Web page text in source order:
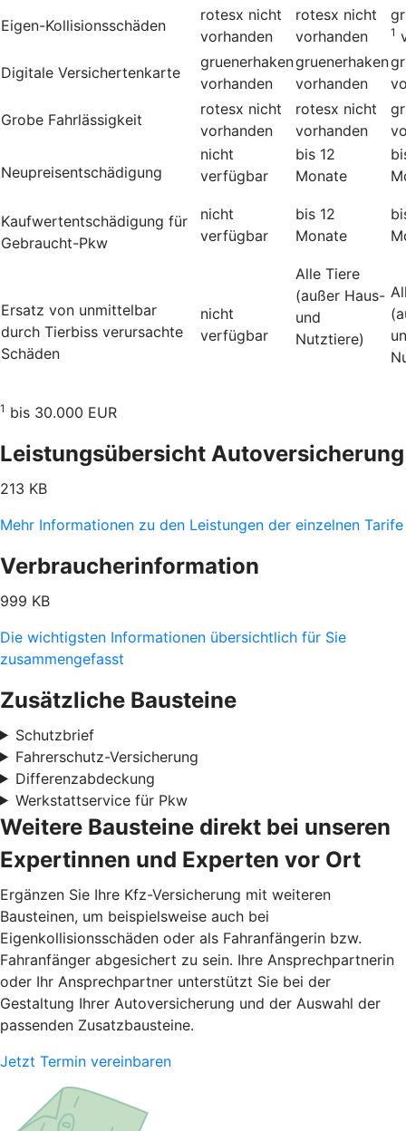
Eigen-Kollisionsschäden
rotesx nicht
vorhanden
rotesx nicht
vorhanden
1
Digitale Versichertenkarte
gruenerhaken
vorhanden
gruenerhaken
vorhanden
Grobe Fahrlässigkeit
rotesx nicht
vorhanden
rotesx nicht
vorhanden
Neupreisentschädigung
nicht
verfügbar
bis 12
Monate
Kauf­wert­entschädi­gung für
Gebraucht-Pkw
nicht
verfügbar
bis 12
Monate
Ersatz von unmittelbar
durch Tierbiss verur­sachte
Schäden
nicht
verfügbar
Alle Tiere
(außer Haus-
und
Nutztiere)
1 bis 30.000 EUR
Leistungsübersicht Autoversicherung
213 KB
Mehr Informationen zu den Leistungen der einzelnen Tarife
Verbraucherinformation
999 KB
Die wichtigsten Informationen übersichtlich für Sie
zusammengefasst
Zusätzliche Bausteine
Schutzbrief
Fahrerschutz-Versicherung
Differenzabdeckung
Werkstattservice für Pkw
Weitere Bausteine direkt bei unseren
Expertinnen und Experten vor Ort
Ergänzen Sie Ihre Kfz-Versicherung mit weiteren
Bausteinen, um beispielsweise auch bei
Eigenkollisionsschäden oder als Fahranfängerin bzw.
Fahranfänger abgesichert zu sein. Ihre Ansprechpartnerin
oder Ihr Ansprechpartner unterstützt Sie bei der
Gestaltung Ihrer Autoversicherung und der Auswahl der
passenden Zusatzbausteine.
Jetzt Termin vereinbaren